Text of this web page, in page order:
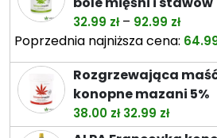
32.99 zł – 92.99 złZakres
cen:
od
32.99
do
Poprzednia najniższa cena:
Rozgrzewająca
konopne mazani 5%
38.00 zł Pierwotna
cena
32.99 złAktualna
cena